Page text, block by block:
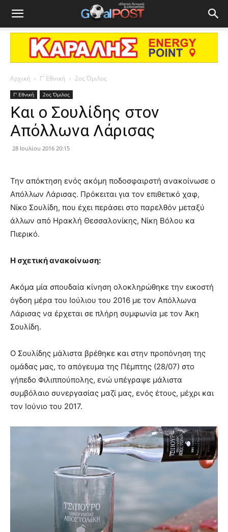
Αρχική Γ' Εθνική 2ος Όμιλος
Γ' Εθνική 2ος Όμιλος
Και ο Σουλίδης στον
Απόλλωνα Λάρισας
28 Ιουλίου 2016 20:15
Την απόκτηση ενός ακόμη ποδοσφαιρστή ανακοίνωσε ο
Απόλλων Λάρισας. Πρόκειται για τον επιθετικό χαφ,
Νίκο Σουλίδη, που έχει περάσει στο παρελθόν μεταξύ
άλλων από Ηρακλή Θεσσαλονίκης, Νίκη Βόλου κα
Πιερικό.
Η σχετική ανακοίνωση:
Ακόμα μία σπουδαία κίνηση ολοκληρώθηκε την εικοστή
όγδοη μέρα του Ιούλιου του 2016 με τον Απόλλωνα
Λάρισας να έρχεται σε πλήρη συμφωνία με τον Άκη
Σουλίδη.
Ο Σουλίδης μάλιστα βρέθηκε και στην προπόνηση της
ομάδας μας, το απόγευμα της Πέμπτης (28/07) στο
γήπεδο Φιλιππούπολης, ενώ υπέγραψε μάλιστα
συμβόλαιο συνεργασίας μαζί μας, ενός έτους, μέχρι και
τον Ιούνιο του 2017.